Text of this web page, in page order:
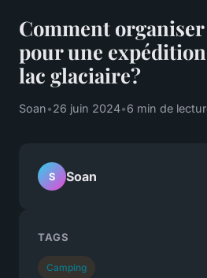
Comment
pour une
lac glaciaire?
Soan•26 juin 2024•6 min de
S Soan
TAGS
Camping